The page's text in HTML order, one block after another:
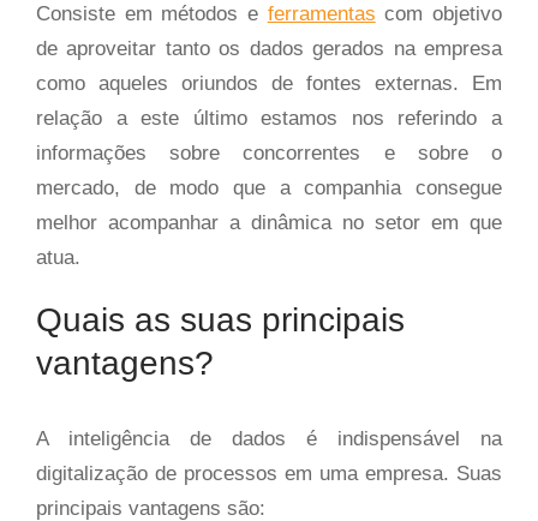
Consiste em métodos e ferramentas com objetivo
de aproveitar tanto os dados gerados na empresa
como aqueles oriundos de fontes externas. Em
relação a este último estamos nos referindo a
informações sobre concorrentes e sobre o
mercado, de modo que a companhia consegue
melhor acompanhar a dinâmica no setor em que
atua.
Quais as suas principais
vantagens?
A inteligência de dados é indispensável na
digitalização de processos em uma empresa. Suas
principais vantagens são: